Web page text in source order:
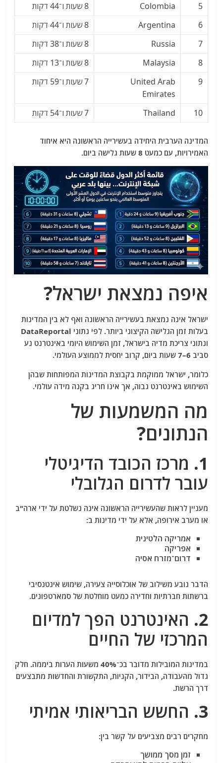
5
Colombia
8 שעות ו־44 דקות
6
Argentina
8 שעות ו־44 דקות
7
Russia
8 שעות ו־38 דקות
8
Malaysia
8 שעות ו־13 דקות
9
United Arab
Emirates
7 שעות ו־59 דקות
10
Thailand 7 שעות ו־54 דקות
המדינה הערבית היחידה בעשירייה הראשונה היא איחוד
האמירויות, עם כמעט 8 שעות גלישה ביום.
איפה נמצאת ישראל?
ישראל אינה נמצאת בעשירייה הראשונה ואף לא בין המדינות
בעלות זמן הגלישה הקיצוני ביותר. לפי נתוני DataReportal
ונתוני צריכת מדיה בישראל, זמן השימוש היומי באינטרנט נע
סביב 6–7 שעות ביום, קרוב יחסית לממוצע העולמי.
כלומר, ישראל ממוקמת בקבוצת המדינות המפותחות שבהן
השימוש באינטרנט גבוה, אך אינו חריג בקנה מידה עולמי.
מה המשמעות של
הנתונים?
1. מרכז הכובד הדיגיטלי
עובר לדרום הגלובלי
מעניין לראות שהעשירייה הראשונה אינה נשלטת על ידי ארה"ב
או מערב אירופה, אלא על ידי מדינות ב:
אמריקה הלטינית
אפריקה
דרום־מזרח אסיה
הדבר נובע משילוב של אוכלוסייה צעירה, שימוש אינטנסיבי
ברשתות חברתיות וחדירה כמעט מוחלטת של סמארטפונים.
2. האינטרנט הפך למדיום
המרכזי של החיים
במדינות המובילות מדובר בכ־40% משעות הערות ביממה. חלק
גדול מהעבודה, הבידור, הקניות, התקשורת והחדשות מתבצעים
דרך הרשת.
3. החשש הבריאותי אמיתי
מחקרים רבים מצביעים על קשר בין:
זמן מסך ממושך